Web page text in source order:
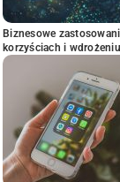
Biznesowe
korzyściach i wdrożeniu